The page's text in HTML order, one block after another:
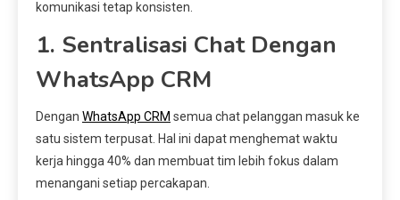
komunikasi tetap konsisten.
1. Sentralisasi Chat Dengan
WhatsApp CRM
Dengan WhatsApp CRM semua chat pelanggan masuk ke
satu sistem terpusat. Hal ini dapat menghemat waktu
kerja hingga 40% dan membuat tim lebih fokus dalam
menangani setiap percakapan.